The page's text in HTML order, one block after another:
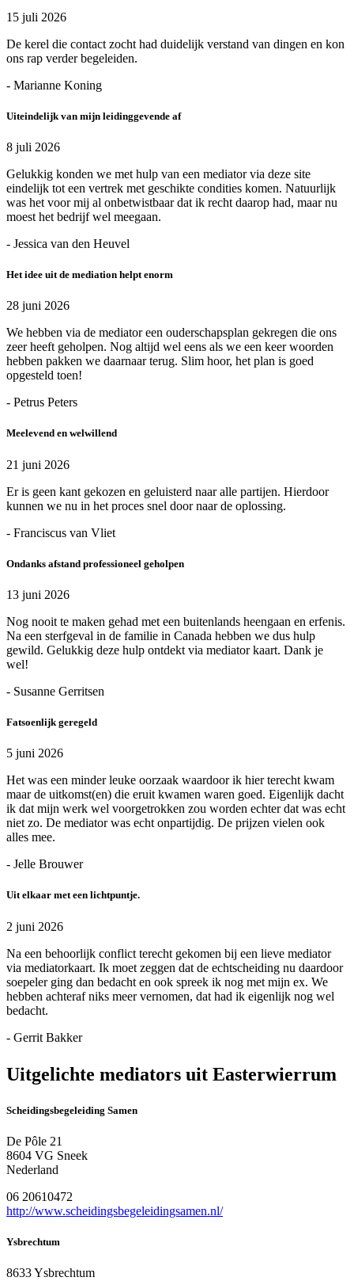
15 juli 2026
De kerel die contact zocht had duidelijk verstand van dingen en kon
ons rap verder begeleiden.
- Marianne Koning
Uiteindelijk van mijn leidinggevende af
8 juli 2026
Gelukkig konden we met hulp van een mediator via deze site
eindelijk tot een vertrek met geschikte condities komen. Natuurlijk
was het voor mij al onbetwistbaar dat ik recht daarop had, maar nu
moest het bedrijf wel meegaan.
- Jessica van den Heuvel
Het idee uit de mediation helpt enorm
28 juni 2026
We hebben via de mediator een ouderschapsplan gekregen die ons
zeer heeft geholpen. Nog altijd wel eens als we een keer woorden
hebben pakken we daarnaar terug. Slim hoor, het plan is goed
opgesteld toen!
- Petrus Peters
Meelevend en welwillend
21 juni 2026
Er is geen kant gekozen en geluisterd naar alle partijen. Hierdoor
kunnen we nu in het proces snel door naar de oplossing.
- Franciscus van Vliet
Ondanks afstand professioneel geholpen
13 juni 2026
Nog nooit te maken gehad met een buitenlands heengaan en erfenis.
Na een sterfgeval in de familie in Canada hebben we dus hulp
gewild. Gelukkig deze hulp ontdekt via mediator kaart. Dank je
wel!
- Susanne Gerritsen
Fatsoenlijk geregeld
5 juni 2026
Het was een minder leuke oorzaak waardoor ik hier terecht kwam
maar de uitkomst(en) die eruit kwamen waren goed. Eigenlijk dacht
ik dat mijn werk wel voorgetrokken zou worden echter dat was echt
niet zo. De mediator was echt onpartijdig. De prijzen vielen ook
alles mee.
- Jelle Brouwer
Uit elkaar met een lichtpuntje.
2 juni 2026
Na een behoorlijk conflict terecht gekomen bij een lieve mediator
via mediatorkaart. Ik moet zeggen dat de echtscheiding nu daardoor
soepeler ging dan bedacht en ook spreek ik nog met mijn ex. We
hebben achteraf niks meer vernomen, dat had ik eigenlijk nog wel
bedacht.
- Gerrit Bakker
Uitgelichte mediators uit Easterwierrum
Scheidingsbegeleiding Samen
De Pôle 21
8604 VG Sneek
Nederland
06 20610472
http://www.scheidingsbegeleidingsamen.nl/
Ysbrechtum
8633 Ysbrechtum